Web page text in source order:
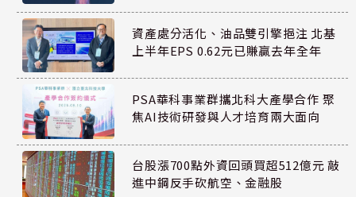
資產處分活化、油品雙引擎挹注 北基
上半年EPS 0.62元已賺贏去年全年
PSA華科事業群攜北科大產學合作 聚
焦AI技術研發與人才培育兩大面向
台股漲700點外資回頭買超512億元 敲
進中鋼反手砍航空、金融股